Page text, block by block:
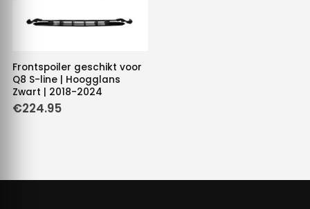
Frontspoiler geschikt voor
Q8 S-line | Hoogglans
Zwart | 2018-2024
€224.95